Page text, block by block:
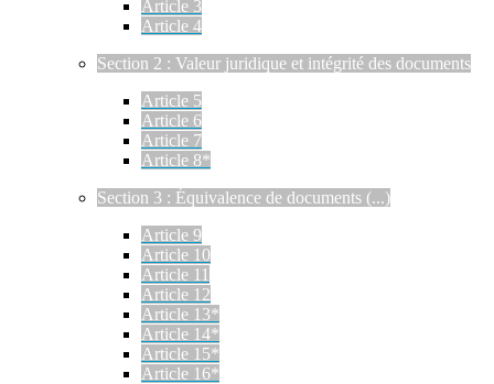
Article 3
Article 4
Section 2 : Valeur juridique et intégrité des documents
Article 5
Article 6
Article 7
Article 8*
Section 3 : Équivalence de documents (...)
Article 9
Article 10
Article 11
Article 12
Article 13*
Article 14*
Article 15*
Article 16*